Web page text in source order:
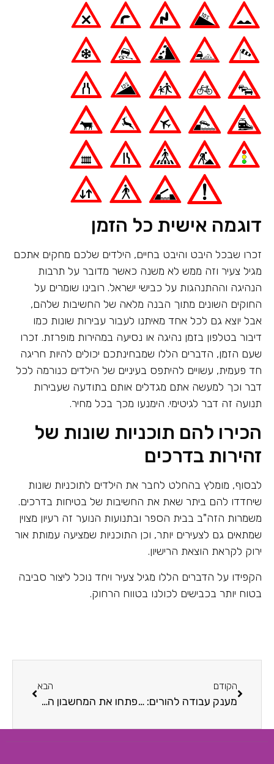
דוגמה אישית כל הזמן
זכרו שבכל היבט והיבט בחיים, הילדים שלכם מחקים אתכם
מגיל צעיר וזה ממש לא משנה כאשר מדובר על תרבות
הנהיגה וההתנהגות על כבישי ישראל. רובינו שומרים על
החוקים השונים מתוך הבנה מלאה של החשיבות שלהם,
אבל יוצא גם לכל אחד מאיתנו לעבור עבירות שונות כמו
דיבור בטלפון בזמן נהיגה או נסיעה במהירות מופרזת. זכרו
שעם הזמן, הדברים הללו שמבחינתכם יכולים להיות חריגה
חד פעמית, עשויים להיתפס בעיניים של הילדים כנורמה לכל
דבר וכך למעשה אתם מגדלים אותם בתודעה שעבירות
תנועה זה דבר לגיטימי. הימנעו מכך בכל מחיר.
הכירו להם תוכניות שונות של
זהירות בדרכים
לבסוף, מומלץ בהחלט לחבר את הילדים לתוכניות שונות
שיחדדו להם ביתר שאת את החשיבות של בטיחות בדרכים.
משמרות הזה"ב בבית הספר ובתנועות הנוער זה רעיון מצוין
שמתאים גם לצעירים יותר, וכן התוכניות שמציעה עמותת אור
ירוק לקראת הוצאת הרישיון.
הקפידו על הדברים הללו מגיל צעיר ויחד נוכל ליצור סביבה
בטוח יותר בכבישים לכולנו בטווח הרחוק.
הקודם
מענק עבודה להורים: מי זכאי, ואיך מממשים את הזכאות?
הבא
פתחו את המחשבון הסולארי: האם משתלם להורים להשקיע בלוחות סולאריים?